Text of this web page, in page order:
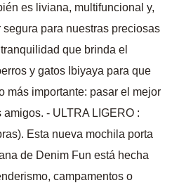
es liviana, multifuncional y,
segura para nuestras preciosas
que brinda el
y gatos Ibiyaya para que
más importante: pasar el mejor
- ULTRA LIGERO :
Esta nueva mochila porta
de Denim Fun está hecha
campamentos o